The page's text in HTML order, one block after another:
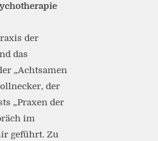
der
das
„Achtsamen
der
„Praxen der
im
geführt. Zu